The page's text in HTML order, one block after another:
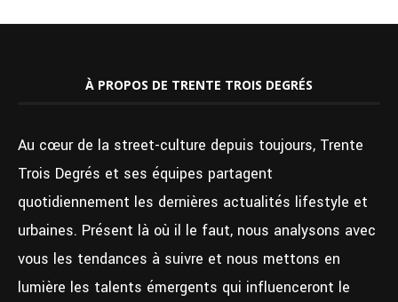
À PROPOS DE TRENTE TROIS DEGRÉS
Au cœur de la street-culture depuis toujours, Trente
Trois Degrés et ses équipes partagent
quotidiennement les dernières actualités lifestyle et
urbaines. Présent là où il le faut, nous analysons avec
vous les tendances à suivre et nous mettons en
lumière les talents émergents qui influenceront le